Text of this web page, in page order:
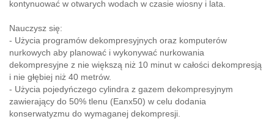
kontynuować w otwarych wodach w czasie wiosny i lata.
Nauczysz się:
- Użycia programów dekompresyjnych oraz komputerów
nurkowych aby planować i wykonywać nurkowania
dekompresyjne z nie większą niż 10 minut w całości dekompresją
i nie głębiej niż 40 metrów.
- Użycia pojedyńczego cylindra z gazem dekompresyjnym
zawierający do 50% tlenu (Eanx50) w celu dodania
konserwatyzmu do wymaganej dekompresji.